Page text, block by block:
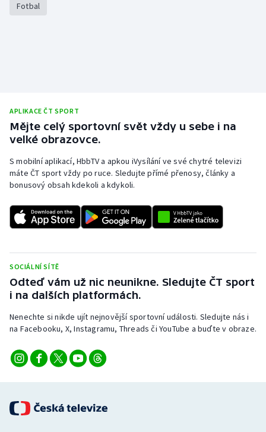
Rychlobruslení
Stolní tenis
Veslování
Vodní slalom
Ostatní
Fotbal
APLIKACE ČT SPORT
Mějte celý sportovní svět vždy u sebe i na
velké obrazovce.
S mobilní aplikací, HbbTV a apkou iVysílání ve své chytré televizi
máte ČT sport vždy po ruce. Sledujte přímé přenosy, články a
bonusový obsah kdekoli a kdykoli.
SOCIÁLNÍ SÍTĚ
Odteď vám už nic neunikne. Sledujte ČT sport
i na dalších platformách.
Nenechte si nikde ujít nejnovější sportovní události. Sledujte nás i
na Facebooku, X, Instagramu, Threads či YouTube a buďte v obraze.